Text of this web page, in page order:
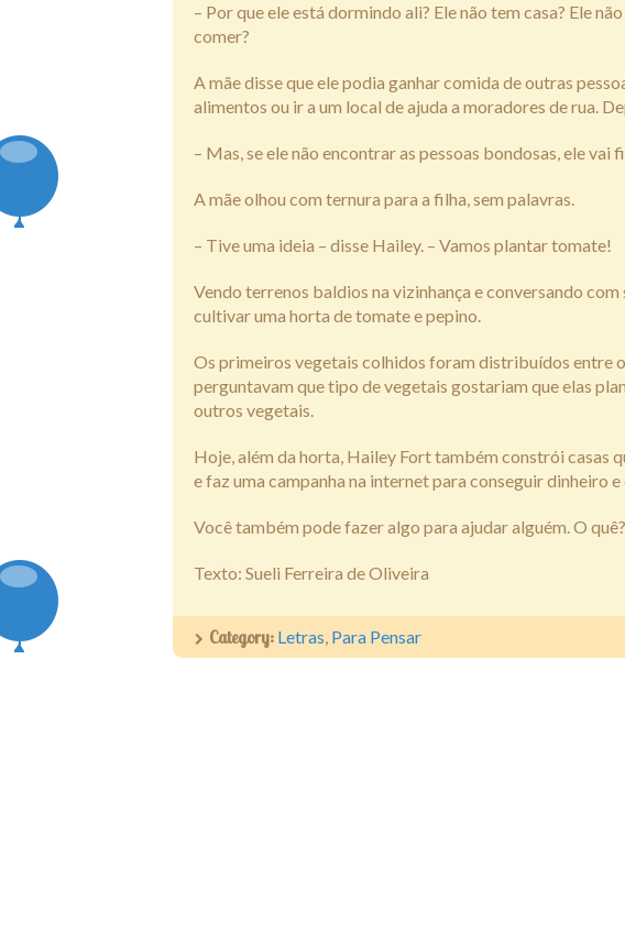
– Por que ele está dormindo ali? Ele não tem casa? Ele
comer?
A mãe disse que ele podia ganhar comida de outras
alimentos ou ir a um local de ajuda a moradores de rua.
– Mas, se ele não encontrar as pessoas bondosas, ele vai
A mãe olhou com ternura para a filha, sem palavras.
– Tive uma ideia – disse Hailey. – Vamos plantar tomate!
Vendo terrenos baldios na vizinhança e conversando
cultivar uma horta de tomate e pepino.
Os primeiros vegetais colhidos foram distribuídos entre
perguntavam que tipo de vegetais gostariam que elas
outros vegetais.
Hoje, além da horta, Hailey Fort também constrói casas
e faz uma campanha na internet para conseguir dinheiro
Você também pode fazer algo para ajudar alguém. O quê?
Texto: Sueli Ferreira de Oliveira
Category: Letras, Para Pensar